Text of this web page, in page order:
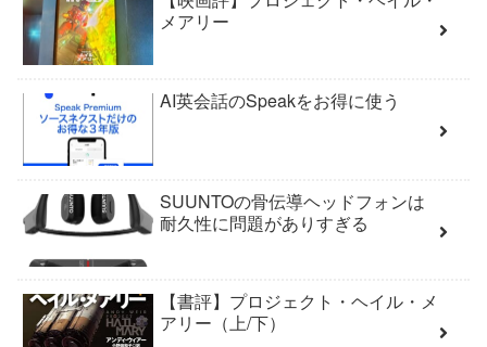
メアリー
AI英会話のSpeakをお得に使う
SUUNTOの骨伝導ヘッドフォンは
耐久性に問題がありすぎる
【書評】プロジェクト・ヘイル・メ
アリー（上/下）